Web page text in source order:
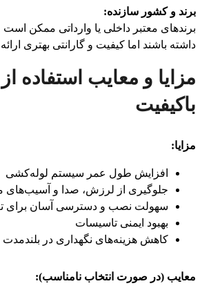
برند و کشور سازنده:
برندهای معتبر داخلی یا وارداتی ممکن است
داشته باشند اما کیفیت و گارانتی بهتری
مزایا و معایب استفاده
باکیفیت
مزایا:
افزایش طول عمر سیستم لوله‌کشی
جلوگیری از لرزش، صدا و آسیب‌های
سهولت نصب و دسترسی آسان برای
بهبود ایمنی تاسیسات
کاهش هزینه‌های نگهداری در بلندمدت
معایب (در صورت انتخاب نامناسب):